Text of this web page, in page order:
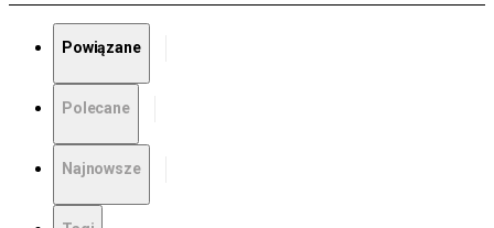
Powiązane
Polecane
Najnowsze